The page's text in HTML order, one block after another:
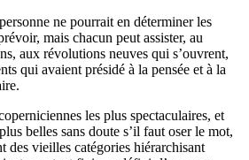
ne pourrait en déterminer les
mais chacun peut assister, au
aux révolutions neuves qui s’ouvrent,
qui avaient présidé à la pensée et à la
les plus spectaculaires, et
belles sans doute s’il faut oser le mot,
des vieilles catégories hiérarchisant